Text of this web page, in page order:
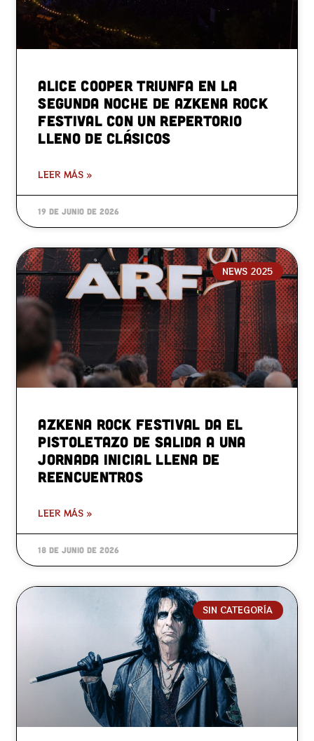
Alice Cooper triunfa en la
segunda noche de Azkena Rock
Festival con un repertorio
lleno de clásicos
LEER MÁS »
19 de junio de 2026
NEWS 2025
Azkena Rock Festival da el
pistoletazo de salida a una
jornada inicial llena de
reencuentros
LEER MÁS »
18 de junio de 2026
SIN CATEGORÍA